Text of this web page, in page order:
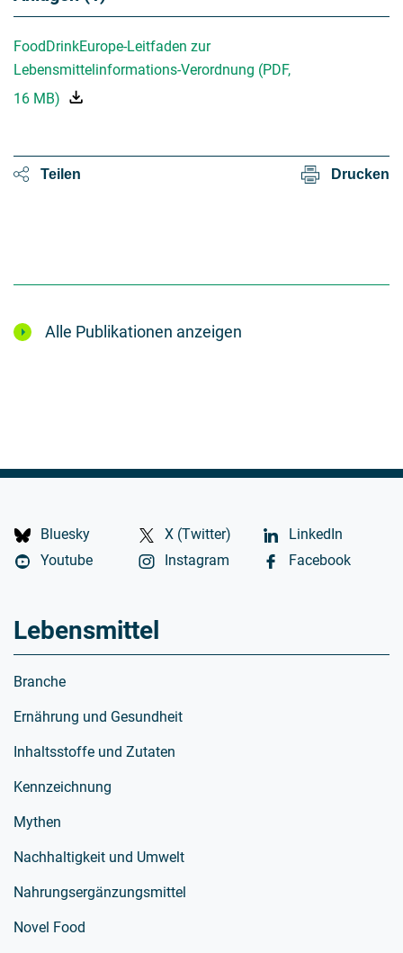
FoodDrinkEurope-Leitfaden zur
Lebensmittelinformations-Verordnung (PDF,
16 MB)
Teilen Drucken
Alle Publikationen anzeigen
Die Versandkostenpauschale beträgt 5,00 Euro und
Bluesky X (Twitter)
LinkedIn
Youtube
Instagram Facebook
Lebensmittel
Branche
Ernährung und Gesundheit
Inhaltsstoffe und Zutaten
Kennzeichnung
Mythen
Nachhaltigkeit und Umwelt
Nahrungsergänzungsmittel
Novel Food